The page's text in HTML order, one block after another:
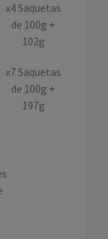
x4 Saquetas
de 100g +
102g
x7 Saquetas
de 100g +
197g